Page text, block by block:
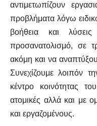
αντιμετωπίζουν
προβλήματα λόγω
βοήθεια και
προσανατολισμό, σε
ακόμη και να
Συνεχίζουμε λοιπόν
κέντρο κοινότητας
ατομικές αλλά και με
και εργαζομένους.